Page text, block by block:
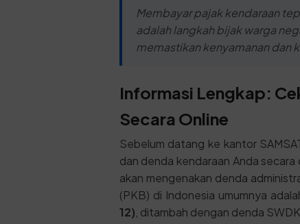
Membayar pajak kendaraan
adalah langkah bijak warga
memastikan kenyamanan dan
Informasi Lengkap:
Secara Online
Sebelum datang ke kantor
dan denda kendaraan Anda
akan mengenakan denda
(PKB) di Indonesia umumnya
12) , ditambah dengan denda